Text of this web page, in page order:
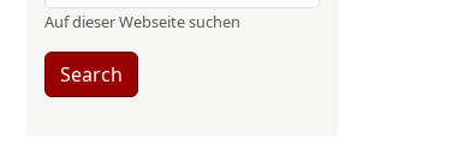
Auf dieser Webseite suchen
Search